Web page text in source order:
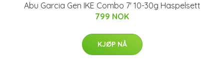
Abu Garcia Gen IKE Combo 7' 10-30g Haspelsett
799 NOK
KJØP NÅ